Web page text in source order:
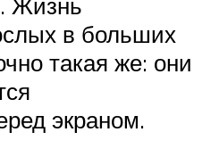
в больших
такая же: они
экраном.